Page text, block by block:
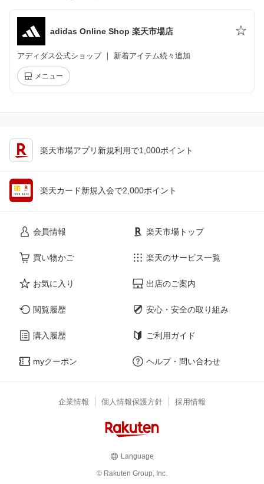
adidas Online Shop 楽天市場店
アディダス公式ショップ ｜ 新着アイテム続々追加
メニュー
楽天市場アプリ新規利用で1,000ポイント
楽天カード新規入会で2,000ポイント
会員情報
買い物かご
お気に入り
閲覧履歴
購入履歴
myクーポン
楽天市場トップ
楽天のサービス一覧
出店のご案内
安心・安全の取り組み
ご利用ガイド
ヘルプ・問い合わせ
企業情報 個人情報保護方針 採用情報
Language
© Rakuten Group, Inc.